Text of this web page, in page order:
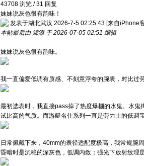
43708 浏览 /31 回复
妹妹说灰色很有韵味！
发表于湖北武汉 2026-7-5 02:25:43 [来自iPhone
本帖最后由 錦添 于 2026-07-05 02:51 编辑
妹妹说灰色很有韵味。
我一直偏爱低调有质感、不刻意浮夸的腕表，对比过
最初选表时，我直接pass掉了热度爆棚的水鬼。水
试比高的气质。而游艇名仕系列一直是劳力士的低调
日常佩戴下来，40mm的表径适配度极高，我常规腕
昏暗时是沉稳的深灰色，低调内敛；强光下放射纹理